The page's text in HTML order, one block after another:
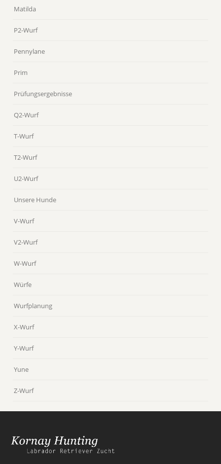
Matilda
P2-Wurf
Pennylane
Prim
Prüfungsergebnisse
Q2-Wurf
T-Wurf
T2-Wurf
U2-Wurf
Unsere Hunde
V-Wurf
V2-Wurf
W-Wurf
Würfe
Wurfplanung
X-Wurf
Y-Wurf
Yune
Z-Wurf